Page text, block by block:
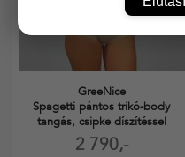
2 790,-
GreeNice
Spagetti pántos trikó-body
tangás, csipke díszítéssel